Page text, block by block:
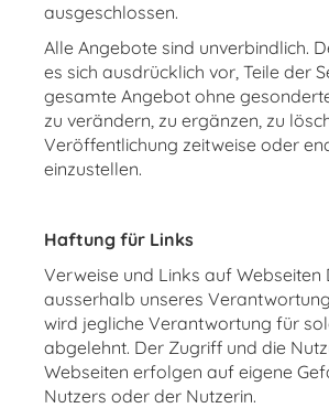
ausgeschlossen.
Alle Angebote sind unverbindlich.
es sich ausdrücklich vor, Teile der
gesamte Angebot ohne
zu verändern, zu ergänzen, zu
Veröffentlichung zeitweise oder
einzustellen.
Haftung für Links
Verweise und Links auf Webseiten
ausserhalb unseres
wird jegliche Verantwortung für
abgelehnt. Der Zugriff und die
Webseiten erfolgen auf eigene
Nutzers oder der Nutzerin.